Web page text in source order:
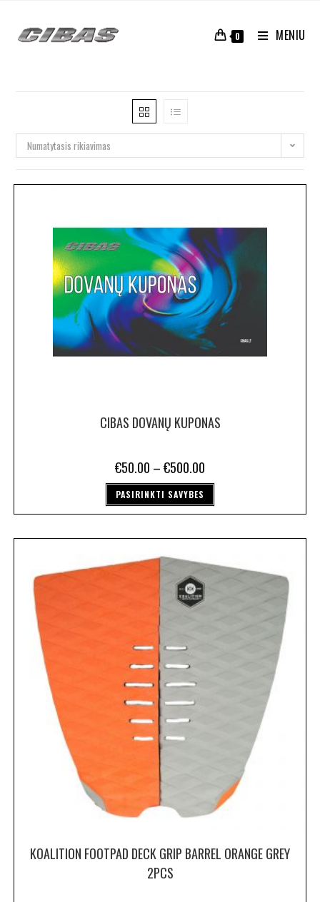
0 MENIU
Numatytasis rikiavimas
CIBAS DOVANŲ KUPONAS
€50.00 –€500.00
PASIRINKTI SAVYBES
KOALITION FOOTPAD DECK GRIP BARREL ORANGE GREY
2PCS